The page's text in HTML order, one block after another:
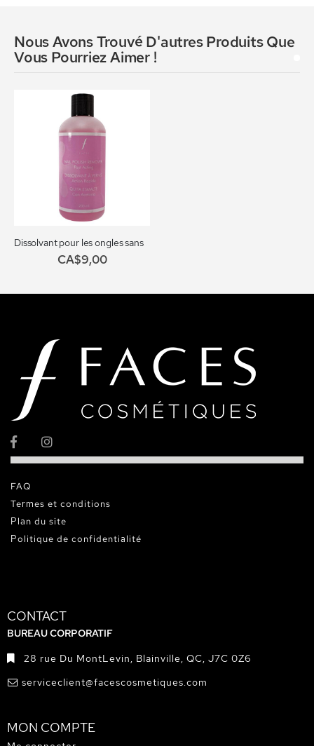
Nous Avons Trouvé D'autres Produits Que
Vous Pourriez Aimer !
Dissolvant pour les ongles sans acétone no. 014
CA$9,00
FAQ
Termes et conditions
Plan du site
Politique de confidentialité
CONTACT
BUREAU CORPORATIF
28 rue Du MontLevin, Blainville, QC, J7C 0Z6
serviceclient@facescosmetiques.com
MON COMPTE